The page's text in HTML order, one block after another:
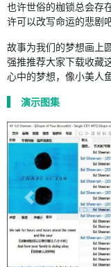
也许世俗的枷锁总会存
许可以改写命运的悲剧
故事为我们的梦想画上
强推推荐大家下载收藏
心中的梦想，像小美人
演示图集